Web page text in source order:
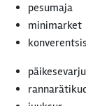
pesumaja
minimarket